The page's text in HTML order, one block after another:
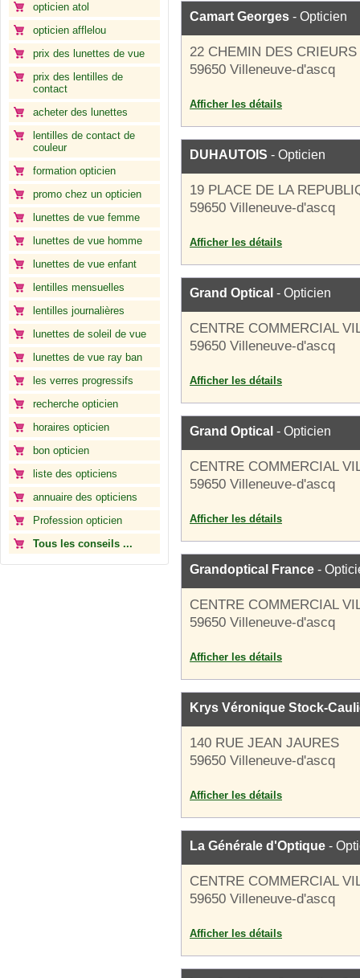
opticien atol
opticien afflelou
prix des lunettes de vue
prix des lentilles de
contact
acheter des lunettes
lentilles de contact de
couleur
formation opticien
promo chez un opticien
lunettes de vue femme
lunettes de vue homme
lunettes de vue enfant
lentilles mensuelles
lentilles journalières
lunettes de soleil de vue
lunettes de vue ray ban
les verres progressifs
recherche opticien
horaires opticien
bon opticien
liste des opticiens
annuaire des opticiens
Profession opticien
Tous les conseils ...
Camart Georges - Opticien
22 CHEMIN DES CRIEURS
59650 Villeneuve-d'ascq
Afficher les détails
DUHAUTOIS - Opticien
19 PLACE DE LA
59650 Villeneuve-d'ascq
Afficher les détails
Grand Optical - Opticien
CENTRE COMMERCIAL
59650 Villeneuve-d'ascq
Afficher les détails
Grand Optical - Opticien
CENTRE COMMERCIAL
59650 Villeneuve-d'ascq
Afficher les détails
Grandoptical France -
CENTRE COMMERCIAL
59650 Villeneuve-d'ascq
Afficher les détails
Krys Véronique Stock-
140 RUE JEAN JAURES
59650 Villeneuve-d'ascq
Afficher les détails
La Générale d'Optique -
CENTRE COMMERCIAL
59650 Villeneuve-d'ascq
Afficher les détails